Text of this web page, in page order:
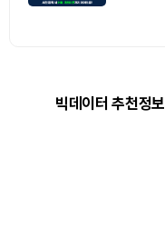
빅데이터 추천정보